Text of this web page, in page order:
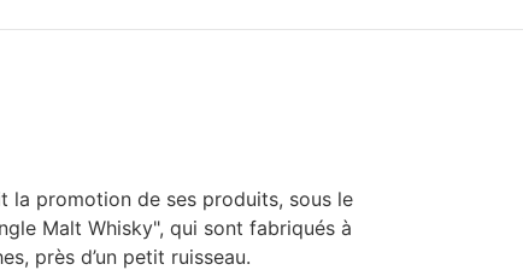
la promotion de ses produits, sous le
Malt Whisky", qui sont fabriqués à
près d’un petit ruisseau.